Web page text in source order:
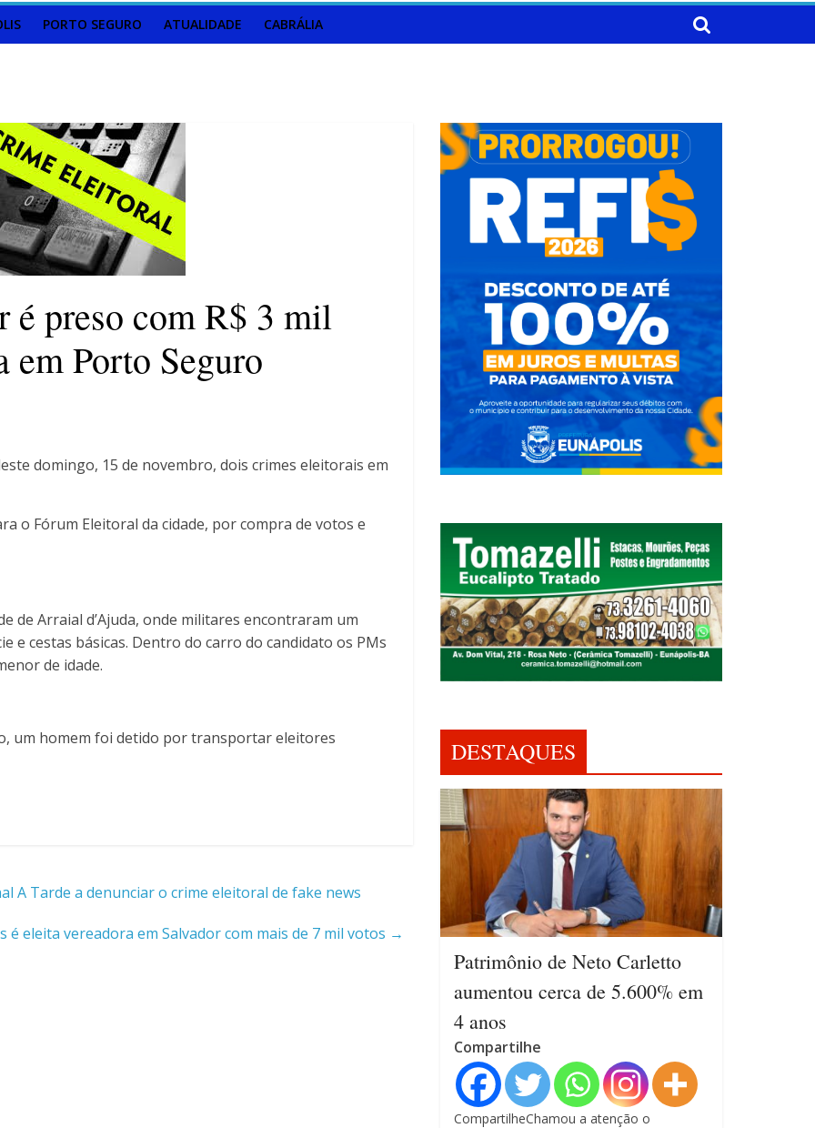
PORTO SEGURO ATUALIDADE CABRÁLIA
é preso com R$ 3 mil
em Porto Seguro
domingo, 15 de novembro, dois crimes eleitorais em
o Fórum Eleitoral da cidade, por compra de votos e
de Arraial d’Ajuda, onde militares encontraram um
e cestas básicas. Dentro do carro do candidato os PMs
de idade.
um homem foi detido por transportar eleitores
A Tarde a denunciar o crime eleitoral de fake news
é eleita vereadora em Salvador com mais de 7 mil votos →
DESTAQUES
Patrimônio de Neto Carletto
aumentou cerca de 5.600% em
4 anos
Compartilhe
CompartilheChamou a atenção o